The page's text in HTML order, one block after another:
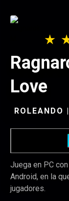
Love
ROLEANDO
Juega en PC
Android, en la
jugadores.